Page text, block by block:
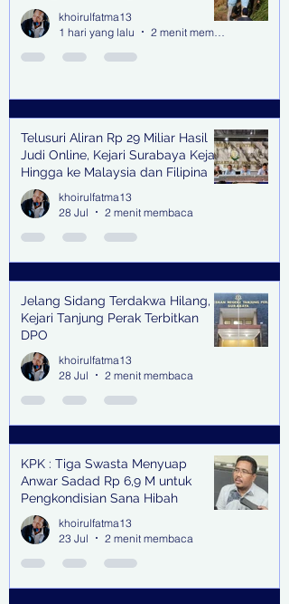
khoirulfatma13
1 hari yang lalu
Telusuri Aliran Rp 29 Miliar Hasil
Judi Online, Kejari Surabaya Kejar
Hingga ke Malaysia dan Filipina
khoirulfatma13
28 Jul
2 menit membaca
Jelang Sidang Terdakwa Hilang,
Kejari Tanjung Perak Terbitkan
DPO
khoirulfatma13
28 Jul
2 menit membaca
KPK : Tiga Swasta Menyuap
Anwar Sadad Rp 6,9 M untuk
Pengkondisian Sana Hibah
khoirulfatma13
23 Jul
2 menit membaca